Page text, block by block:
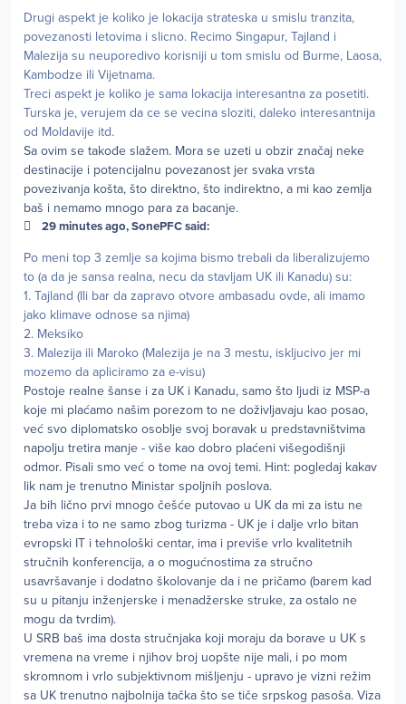
Drugi aspekt je koliko je lokacija strateska u smislu tranzita,
povezanosti letovima i slicno. Recimo Singapur, Tajland i
Malezija su neuporedivo korisniji u tom smislu od Burme, Laosa,
Kambodze ili Vijetnama.
Treci aspekt je koliko je sama lokacija interesantna za posetiti.
Turska je, verujem da ce se vecina sloziti, daleko interesantnija
od Moldavije itd.
Sa ovim se takođe slažem. Mora se uzeti u obzir značaj neke
destinacije i potencijalnu povezanost jer svaka vrsta
povezivanja košta, što direktno, što indirektno, a mi kao zemlja
baš i nemamo mnogo para za bacanje.
29 minutes ago, SonePFC said:
Po meni top 3 zemlje sa kojima bismo trebali da liberalizujemo
to (a da je sansa realna, necu da stavljam UK ili Kanadu) su:
1. Tajland (Ili bar da zapravo otvore ambasadu ovde, ali imamo
jako klimave odnose sa njima)
2. Meksiko
3. Malezija ili Maroko (Malezija je na 3 mestu, iskljucivo jer mi
mozemo da apliciramo za e-visu)
Postoje realne šanse i za UK i Kanadu, samo što ljudi iz MSP-a
koje mi plaćamo našim porezom to ne doživljavaju kao posao,
već svo diplomatsko osoblje svoj boravak u predstavništvima
napolju tretira manje - više kao dobro plaćeni višegodišnji
odmor. Pisali smo već o tome na ovoj temi. Hint: pogledaj kakav
lik nam je trenutno Ministar spoljnih poslova.
Ja bih lično prvi mnogo češće putovao u UK da mi za istu ne
treba viza i to ne samo zbog turizma - UK je i dalje vrlo bitan
evropski IT i tehnološki centar, ima i previše vrlo kvalitetnih
stručnih konferencija, a o mogućnostima za stručno
usavršavanje i dodatno školovanje da i ne pričamo (barem kad
su u pitanju inženjerske i menadžerske struke, za ostalo ne
mogu da tvrdim).
U SRB baš ima dosta stručnjaka koji moraju da borave u UK s
vremena na vreme i njihov broj uopšte nije mali, i po mom
skromnom i vrlo subjektivnom mišljenju - upravo je vizni režim
sa UK trenutno najbolnija tačka što se tiče srpskog pasoša. Viza